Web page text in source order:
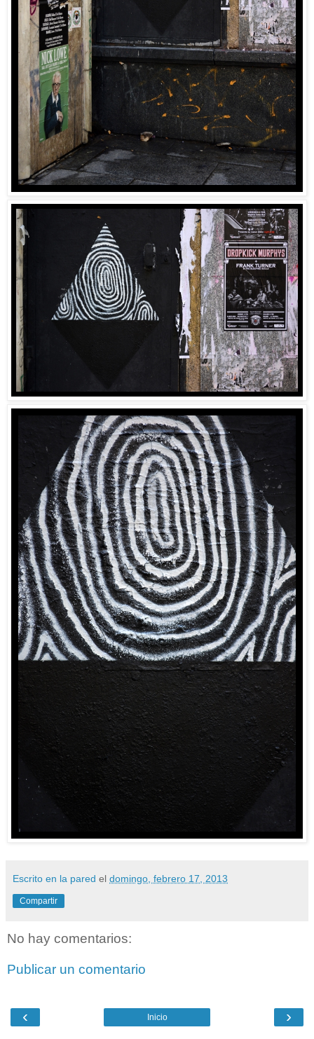
Escrito en la pared el domingo, febrero 17, 2013
Compartir
No hay comentarios:
Publicar un comentario
‹ ›
Inicio